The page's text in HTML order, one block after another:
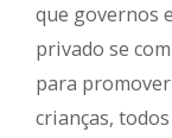
que governos
privado se
para
crianças,